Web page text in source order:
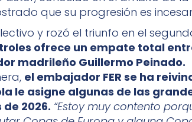
que su progresión es
y rozó el triunfo en el
ofrece un empate total
madrileño Guillermo Peinado.
el embajador FER se ha
le asigne algunas de las
2026. “Estoy muy contento